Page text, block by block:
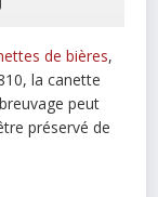
de bières,
la canette
peut
préservé de